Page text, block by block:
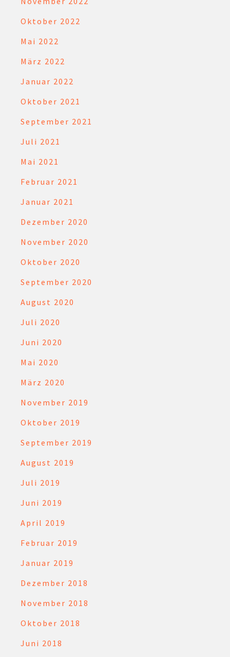
Oktober 2022
Mai 2022
März 2022
Januar 2022
Oktober 2021
September 2021
Juli 2021
Mai 2021
Februar 2021
Januar 2021
Dezember 2020
November 2020
Oktober 2020
September 2020
August 2020
Juli 2020
Juni 2020
Mai 2020
März 2020
November 2019
Oktober 2019
September 2019
August 2019
Juli 2019
Juni 2019
April 2019
Februar 2019
Januar 2019
Dezember 2018
November 2018
Oktober 2018
Juni 2018